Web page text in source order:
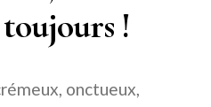
!
onctueux,